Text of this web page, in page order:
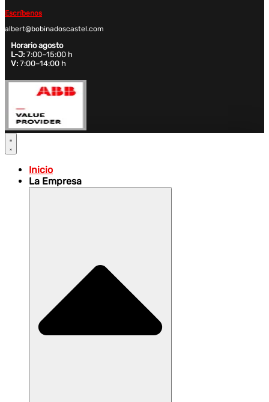
Escríbenos
albert@bobinadoscastel.com
Horario agosto
L-J: 7:00–15:00 h
V: 7:00–14:00 h
Inicio
La Empresa